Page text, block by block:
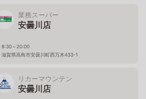
業務スーパー
安曇川店
8:30～20:00
滋賀県高島市安曇川町西万木433-1
リカーマウンテン
安曇川店